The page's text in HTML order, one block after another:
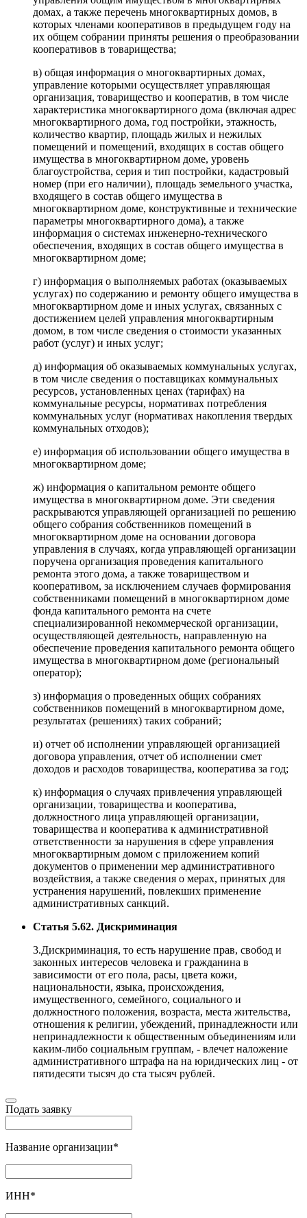
домах, а также перечень многоквартирных домов, в
которых членами кооперативов в предыдущем году на
их общем собрании приняты решения о преобразовании
кооперативов в товарищества;
в) общая информация о многоквартирных домах,
управление которыми осуществляет управляющая
организация, товарищество и кооператив, в том числе
характеристика многоквартирного дома (включая адрес
многоквартирного дома, год постройки, этажность,
количество квартир, площадь жилых и нежилых
помещений и помещений, входящих в состав общего
имущества в многоквартирном доме, уровень
благоустройства, серия и тип постройки, кадастровый
номер (при его наличии), площадь земельного участка,
входящего в состав общего имущества в
многоквартирном доме, конструктивные и технические
параметры многоквартирного дома), а также
информация о системах инженерно-технического
обеспечения, входящих в состав общего имущества в
многоквартирном доме;
г) информация о выполняемых работах (оказываемых
услугах) по содержанию и ремонту общего имущества в
многоквартирном доме и иных услугах, связанных с
достижением целей управления многоквартирным
домом, в том числе сведения о стоимости указанных
работ (услуг) и иных услуг;
д) информация об оказываемых коммунальных услугах,
в том числе сведения о поставщиках коммунальных
ресурсов, установленных ценах (тарифах) на
коммунальные ресурсы, нормативах потребления
коммунальных услуг (нормативах накопления твердых
коммунальных отходов);
е) информация об использовании общего имущества в
многоквартирном доме;
ж) информация о капитальном ремонте общего
имущества в многоквартирном доме. Эти сведения
раскрываются управляющей организацией по решению
общего собрания собственников помещений в
многоквартирном доме на основании договора
управления в случаях, когда управляющей организации
поручена организация проведения капитального
ремонта этого дома, а также товариществом и
кооперативом, за исключением случаев формирования
собственниками помещений в многоквартирном доме
фонда капитального ремонта на счете
специализированной некоммерческой организации,
осуществляющей деятельность, направленную на
обеспечение проведения капитального ремонта общего
имущества в многоквартирном доме (региональный
оператор);
з) информация о проведенных общих собраниях
собственников помещений в многоквартирном доме,
результатах (решениях) таких собраний;
и) отчет об исполнении управляющей организацией
договора управления, отчет об исполнении смет
доходов и расходов товарищества, кооператива за год;
к) информация о случаях привлечения управляющей
организации, товарищества и кооператива,
должностного лица управляющей организации,
товарищества и кооператива к административной
ответственности за нарушения в сфере управления
многоквартирным домом с приложением копий
документов о применении мер административного
воздействия, а также сведения о мерах, принятых для
устранения нарушений, повлекших применение
административных санкций.
Статья 5.62. Дискриминация
3.Дискриминация, то есть нарушение прав, свобод и
законных интересов человека и гражданина в
зависимости от его пола, расы, цвета кожи,
национальности, языка, происхождения,
имущественного, семейного, социального и
должностного положения, возраста, места жительства,
отношения к религии, убеждений, принадлежности или
непринадлежности к общественным объединениям или
каким-либо социальным группам, - влечет наложение
административного штрафа на на юридических лиц - от
пятидесяти тысяч до ста тысяч рублей.
Подать заявку
Название организации*
ИНН*